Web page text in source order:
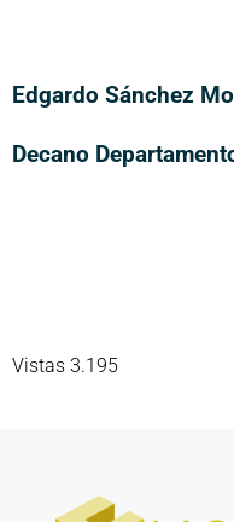
Edgardo Sánchez
Decano
Vistas 3.195